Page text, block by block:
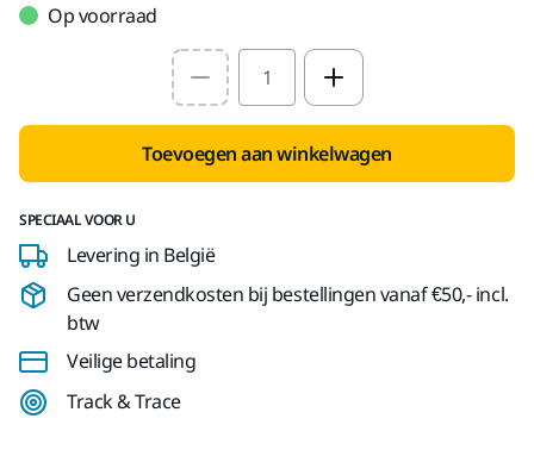
Op voorraad
Select quantity value
Toevoegen aan winkelwagen
SPECIAAL VOOR U
Levering in België
Geen verzendkosten bij bestellingen vanaf €50,- incl.
btw
Veilige betaling
Track & Trace